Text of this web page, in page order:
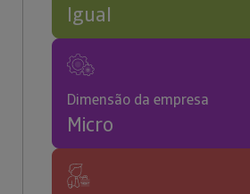
Igual
Dimensão da empresa
Micro